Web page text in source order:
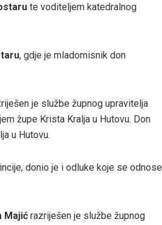
te voditeljem katedralnog
, gdje je mladomisnik don
je službe župnog upravitelja
župe Krista Kralja u Hutovu. Don
u Hutovu.
donio je i odluke koje se odnose
Majić razriješen je službe župnog